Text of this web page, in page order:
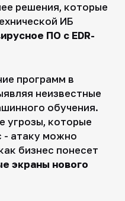
решения, которые
ИБ
ПО с EDR-
программ в
неизвестные
обучения.
угрозы, которые
- атаку можно
бизнес понесет
экраны нового